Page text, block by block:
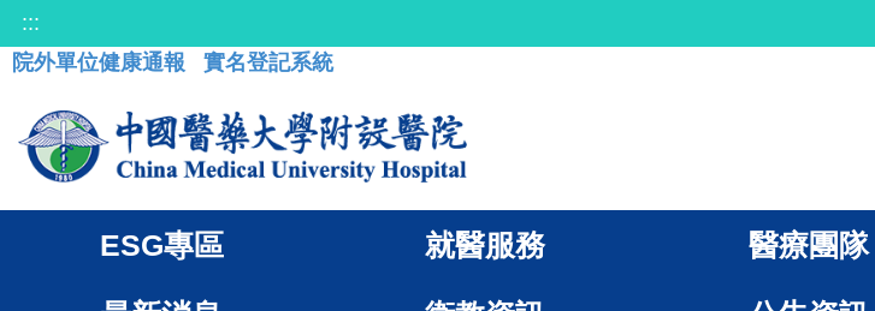
:::
院外單位健康通報
實名登記系統
ESG專區 就醫服務 醫療團隊